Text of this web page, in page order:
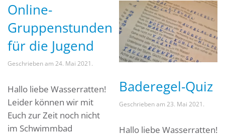
Online-
Gruppenstunden
für die Jugend
Geschrieben am 24. Mai 2021 .
Hallo liebe Wasserratten!
Leider können wir mit
Euch zur Zeit noch nicht
im Schwimmbad
Baderegel-Quiz
Geschrieben am 23. Mai 2021 .
Hallo liebe Wasserratten!